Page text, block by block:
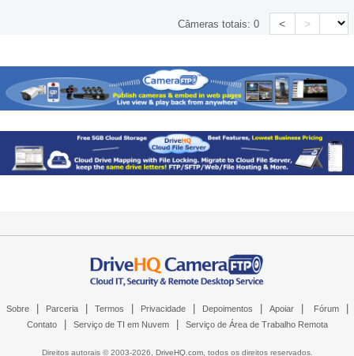
Câmeras totais:0 < >
Sobre Parceria Termos Privacidade Depoimentos Apoiar Fórum
Contato Serviço de TI em Nuvem Serviço de Área de Trabalho Remota
Direitos autorais © 2003-2026, DriveHQ.com, todos os direitos reservados.